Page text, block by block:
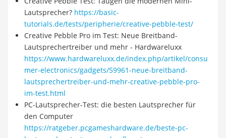
Lautsprecher? https://basic-
tutorials.de/tests/peripherie/creative-pebble-test/
Creative Pebble Pro im Test: Neue Breitband-
Lautsprechertreiber und mehr - Hardwareluxx
https://www.hardwareluxx.de/index.php/artikel/consu
mer-electronics/gadgets/59961-neue-breitband-
lautsprechertreiber-und-mehr-creative-pebble-pro-
im-test.html
PC-Lautsprecher-Test: die besten Lautsprecher für
den Computer
https://ratgeber.pcgameshardware.de/beste-pc-